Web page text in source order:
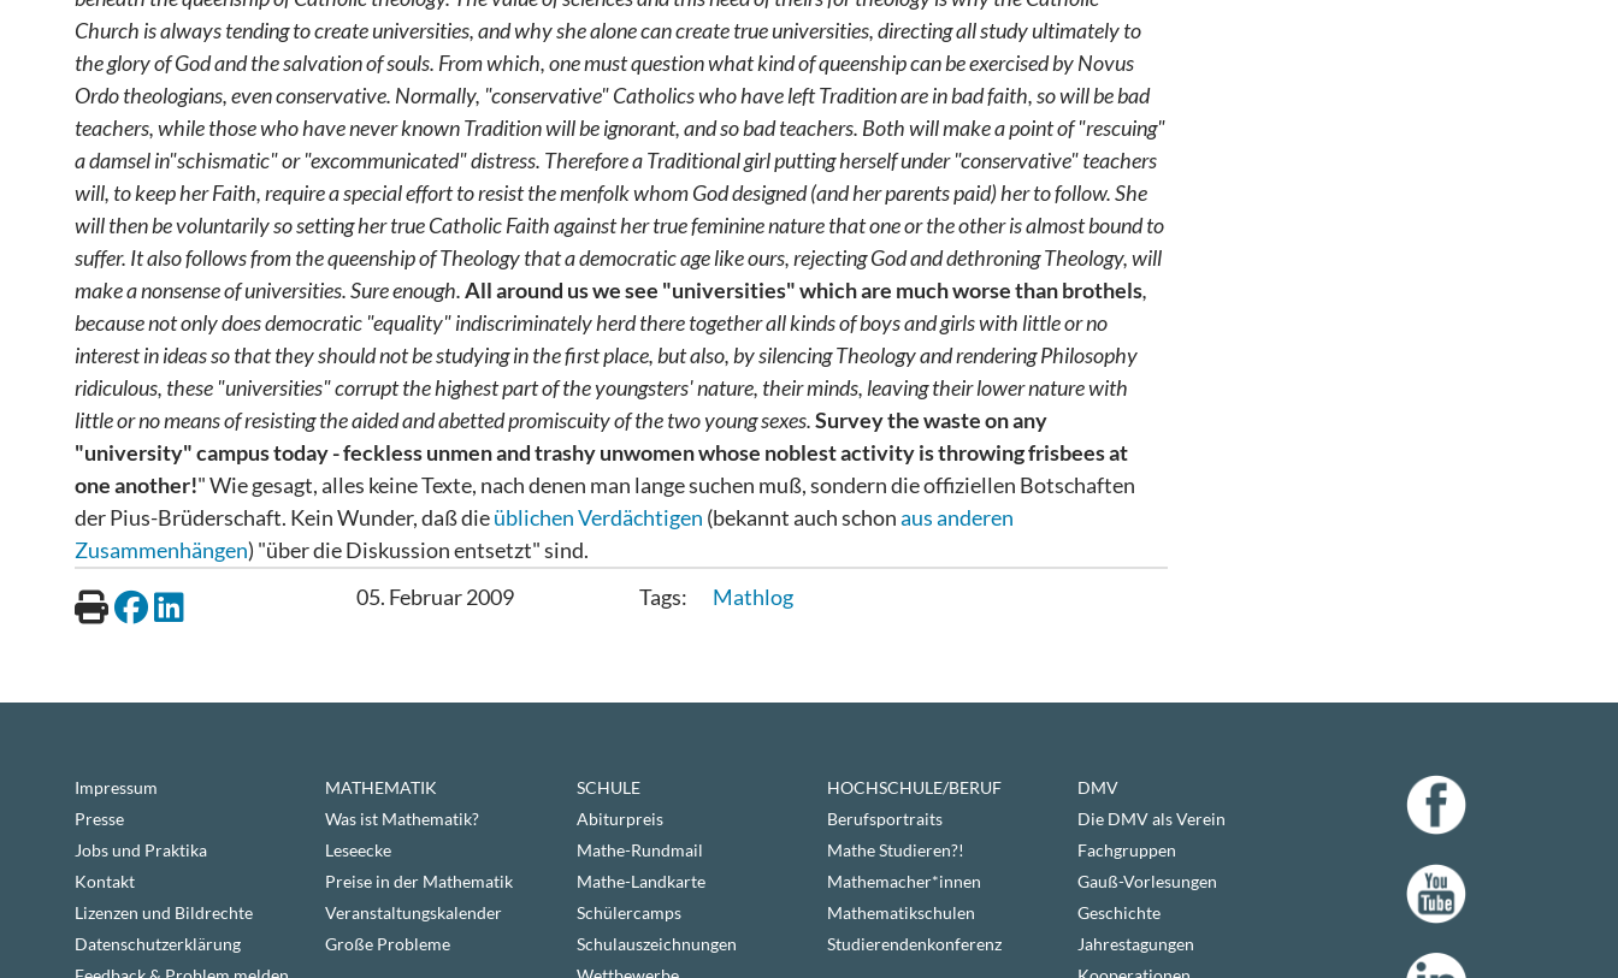
Church is always tending to create universities, and why she alone can create true universities, directing all study ultimately to
the glory of God and the salvation of souls. From which, one must question what kind of queenship can be exercised by Novus
Ordo theologians, even conservative. Normally, "conservative" Catholics who have left Tradition are in bad faith, so will be bad
teachers, while those who have never known Tradition will be ignorant, and so bad teachers. Both will make a point of "rescuing"
a damsel in"schismatic" or "excommunicated" distress. Therefore a Traditional girl putting herself under "conservative" teachers
will, to keep her Faith, require a special effort to resist the menfolk whom God designed (and her parents paid) her to follow. She
will then be voluntarily so setting her true Catholic Faith against her true feminine nature that one or the other is almost bound to
suffer. It also follows from the queenship of Theology that a democratic age like ours, rejecting God and dethroning Theology, will
make a nonsense of universities. Sure enough.All around us we see "universities" which are much worse than brothels,
because not only does democratic "equality" indiscriminately herd there together all kinds of boys and girls with little or no
interest in ideas so that they should not be studying in the first place, but also, by silencing Theology and rendering Philosophy
ridiculous, these "universities" corrupt the highest part of the youngsters' nature, their minds, leaving their lower nature with
little or no means of resisting the aided and abetted promiscuity of the two young sexes.Survey the waste on any
"university" campus today - feckless unmen and trashy unwomen whose noblest activity is throwing frisbees at
one another!" Wie gesagt, alles keine Texte, nach denen man lange suchen muß, sondern die offiziellen Botschaften
der Pius-Brüderschaft. Kein Wunder, daß dieüblichen Verdächtigen (bekannt auch schonaus anderen
Zusammenhängen) "über die Diskussion entsetzt" sind.
05. Februar 2009
Mathlog
Impressum
Presse
Jobs und Praktika
Kontakt
Lizenzen und Bildrechte
Datenschutzerklärung
MATHEMATIK
Was ist Mathematik?
Leseecke
Preise in der Mathematik
Veranstaltungskalender
Große Probleme
SCHULE
Abiturpreis
Mathe-Rundmail
Mathe-Landkarte
Schülercamps
Schulauszeichnungen
HOCHSCHULE/BERUF
Berufsportraits
Mathe Studieren?!
Mathemacher*innen
Mathematikschulen
Studierendenkonferenz
DMV
Die DMV als Verein
Fachgruppen
Gauß-Vorlesungen
Geschichte
Jahrestagungen